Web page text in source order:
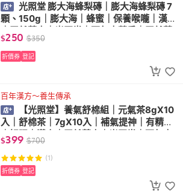
光照堂 膨大海蜂梨磚｜膨大海蜂梨磚 7
顆、150g｜膨大海｜蜂蜜｜保養喉嚨｜漢方
｜天然草本｜光照堂｜百年中藥房｜天然草
本
$250 $350
折價券 登記
百年漢方～養生傳承
【光照堂】養氣舒棉組｜元氣茶8gX10
入｜舒棉茶｜7gX10入｜補氣提神｜有精神
｜好眠｜漢方｜天然草本｜光照堂｜百年中
藥
$399 $700
(1)
折價券 登記